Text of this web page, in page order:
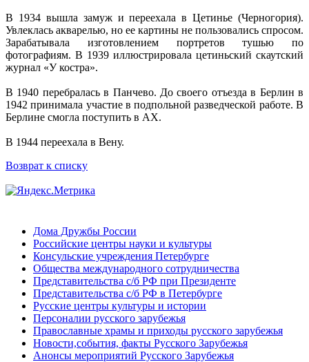
В 1934 вышла замуж и переехала в Цетинье (Черногория).
Увлеклась акварелью, но ее картины не пользовались спросом.
Зарабатывала изготовлением портретов тушью по
фотографиям. В 1939 иллюстрировала цетиньский скаутский
журнал «У костра».
В 1940 перебралась в Панчево. До своего отъезда в Берлин в
1942 принимала участие в подпольной разведческой работе. В
Берлине смогла поступить в АХ.
В 1944 переехала в Вену.
Возврат к списку
Дома Дружбы России
Российские центры науки и культуры
Консульские учреждения Петербурге
Общества международного сотрудничества
Представительства с/б РФ при Президенте
Представительства с/б РФ в Петербурге
Русские центры культуры и истории
Персоналии русского зарубежья
Православные храмы и приходы русского зарубежья
Новости,события, факты Русского Зарубежья
Анонсы мероприятий Русского Зарубежья